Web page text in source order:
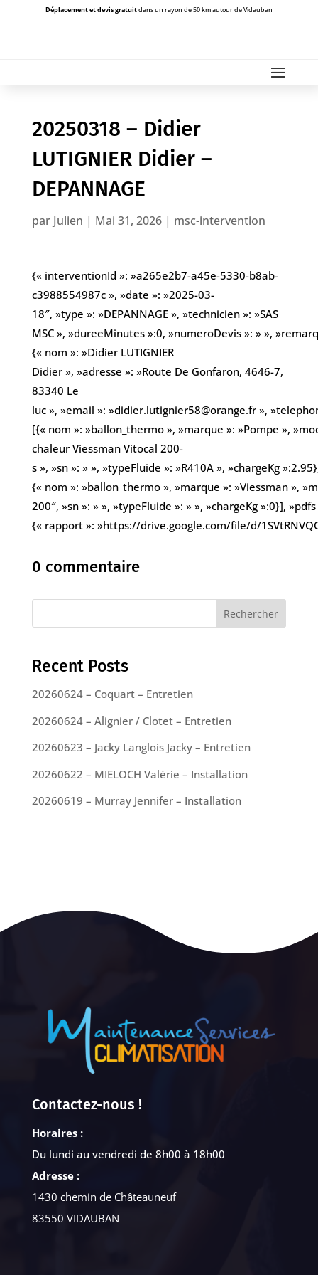
Déplacement et devis gratuitdans un rayon de 50 km autour de Vidauban
20250318 – Didier
LUTIGNIER Didier –
DEPANNAGE
par Julien | Mai 31, 2026| msc-intervention
{« interventionId »: »a265e2b7-a45e-5330-b8ab-
c3988554987c », »date »: »2025-03-
18″, »type »: »DEPANNAGE », »technicien »: »SAS
MSC », »dureeMinutes »:0, »numeroDevis »: » »,
{« nom »: »Didier LUTIGNIER
Didier », »adresse »: »Route De Gonfaron, 4646-7,
83340 Le
luc », »email »: »didier.lutignier58@orange.fr »,
[{« nom »: »ballon_thermo », »marque »: »Pompe »,
chaleur Viessman Vitocal 200-
s », »sn »: » », »typeFluide »: »R410A », »chargeKg
{« nom »: »ballon_thermo », »marque »: »Viessman »,
200″, »sn »: » », »typeFluide »: » », »chargeKg »:0}], »pdfs
{« rapport »: »https://drive.google.com/file/d/
0 commentaire
Rechercher
Recent Posts
20260624 – Coquart – Entretien
20260624 – Alignier / Clotet – Entretien
20260623 – Jacky Langlois Jacky – Entretien
20260622 – MIELOCH Valérie – Installation
20260619 – Murray Jennifer – Installation
Contactez-nous !
Horaires :
Du lundi au vendredi de 8h00 à 18h00
Adresse :
1430 chemin de Châteauneuf
83550 VIDAUBAN